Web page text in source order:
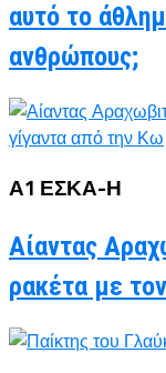
αυτό το
ανθρώπους;
Α1 ΕΣΚΑ-Η
Αίαντας
ρακέτα με